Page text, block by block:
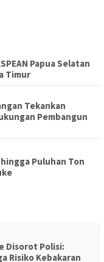
Papua Selatan
Timur
Tekankan
Pembangun
Puluhan Ton
Disorot Polisi:
Risiko Kebakaran